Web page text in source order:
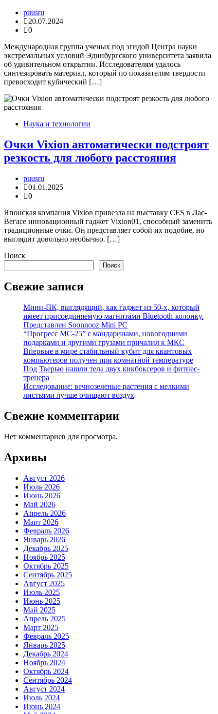
puusru
20.07.2024
0
Международная группа ученых под эгидой Центра науки
экстремальных условий Эдинбургского университета заявила
об удивительном открытии. Исследователям удалось
синтезировать материал, который по показателям твердости
превосходит кубический […]
Наука и технологии
Очки Vixion автоматически подстроят
резкость для любого расстояния
puusru
01.01.2025
0
Японская компания Vixion привезла на выставку CES в Лас-
Вегасе инновационный гаджет Vixion01, способный заменить
традиционные очки. Он представляет собой их подобие, но
выглядит довольно необычно. […]
Поиск
Поиск
Свежие записи
Мини-ПК, выглядящий, как гаджет из 50-х, который
имеет присоединяемую магнитами Bluetooth-колонку.
Представлен Soonnooz Mini PC
“Прогресс МС-25” с мандаринами, новогодними
подарками и другими грузами причалил к МКС
Впервые в мире стабильный кубит для квантовых
компьютеров получен при комнатной температуре
Под Тверью нашли тела двух кикбоксеров и фитнес-
тренера
Исследование: вечнозеленые растения с мелкими
листьями лучше очищают воздух
Свежие комментарии
Нет комментариев для просмотра.
Архивы
Август 2026
Июль 2026
Июнь 2026
Май 2026
Апрель 2026
Март 2026
Февраль 2026
Январь 2026
Декабрь 2025
Ноябрь 2025
Октябрь 2025
Сентябрь 2025
Август 2025
Июль 2025
Июнь 2025
Май 2025
Апрель 2025
Март 2025
Февраль 2025
Январь 2025
Декабрь 2024
Ноябрь 2024
Октябрь 2024
Сентябрь 2024
Август 2024
Июль 2024
Июнь 2024